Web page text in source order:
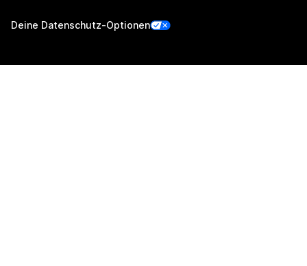
Deine Datenschutz-Optionen